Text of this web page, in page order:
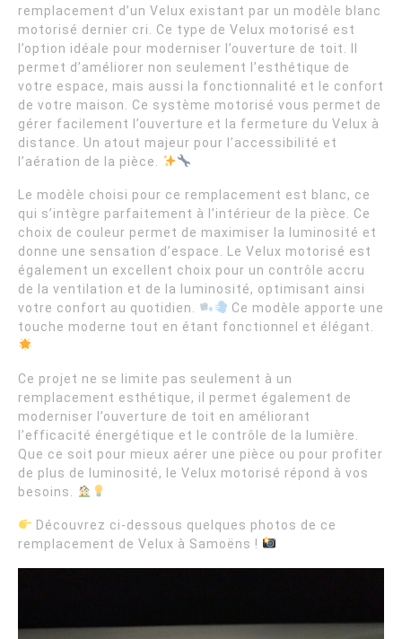
remplacement d’un Velux existant par un modèle blanc
motorisé dernier cri. Ce type de Velux motorisé est
l’option idéale pour moderniser l’ouverture de toit. Il
permet d’améliorer non seulement l’esthétique de
votre espace, mais aussi la fonctionnalité et le confort
de votre maison. Ce système motorisé vous permet de
gérer facilement l’ouverture et la fermeture du Velux à
distance. Un atout majeur pour l’accessibilité et
l’aération de la pièce.
Le modèle choisi pour ce remplacement est blanc, ce
qui s’intègre parfaitement à l’intérieur de la pièce. Ce
choix de couleur permet de maximiser la luminosité et
donne une sensation d’espace. Le Velux motorisé est
également un excellent choix pour un contrôle accru
de la ventilation et de la luminosité, optimisant ainsi
votre confort au quotidien.
Ce modèle apporte une
touche moderne tout en étant fonctionnel et élégant.
Ce projet ne se limite pas seulement à un
remplacement esthétique, il permet également de
moderniser l’ouverture de toit en améliorant
l’efficacité énergétique et le contrôle de la lumière.
Que ce soit pour mieux aérer une pièce ou pour profiter
de plus de luminosité, le Velux motorisé répond à vos
besoins.
Découvrez ci-dessous quelques photos de ce
remplacement de Velux à Samoëns !